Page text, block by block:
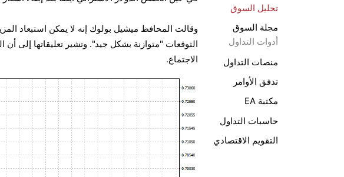
تحليل السوق
مجلة السوق
أدوات التداول
منصات التداول
تدفق الأوامر
مكتبة EA
حاسبات التداول
التقويم الاقتصادي
وقالت المحافظ ميشيل بولوك إنه لا يمكن استبعاد
التوقعات "متوازنة بشكل جيد". وتشير تعليقاتها إلى
الاجتماع.